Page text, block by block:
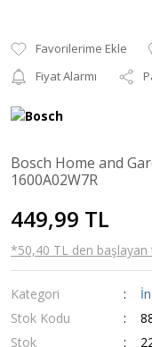
Fiyat Alarmı
Bosch Home and
1600A02W7R
449,99 TL
*50,40 TL den başlayan
Kategori
Stok Kodu
Stok